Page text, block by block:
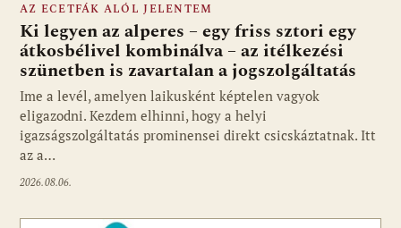
AZ ECETFÁK ALÓL JELENTEM
Ki legyen az alperes – egy friss sztori egy
átkosbélivel kombinálva – az itélkezési
szünetben is zavartalan a jogszolgáltatás
Ime a levél, amelyen laikusként képtelen vagyok
eligazodni. Kezdem elhinni, hogy a helyi
igazságszolgáltatás prominensei direkt csicskáztatnak. Itt
az a…
2026.08.06.